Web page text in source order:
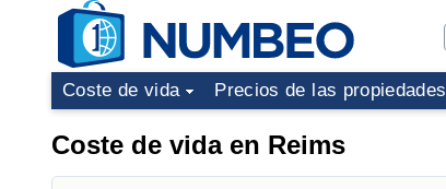
Coste de vida Precios de las propiedades
Coste de vida en Reims